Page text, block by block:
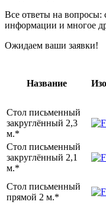
Все ответы на вопросы:
информации и многое
Ожидаем ваши заявки!
Название
Стол письменный
закруглённый 2,3
м.*
Стол письменный
закруглённый 2,1
м.*
Стол письменный
прямой 2 м.*